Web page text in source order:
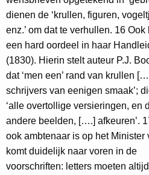
dienen de ‘krullen, figuren,
enz.’ om dat te verhullen. 16 Ook
een hard oordeel in haar
(1830). Hierin stelt auteur P.J.
dat ‘men een’ rand van krullen
schrijvers van eenigen smaak’;
‘alle overtollige versieringen, en
andere beelden, [….] afkeuren’.
ook ambtenaar is op het
komt duidelijk naar voren in de
voorschriften: letters moeten